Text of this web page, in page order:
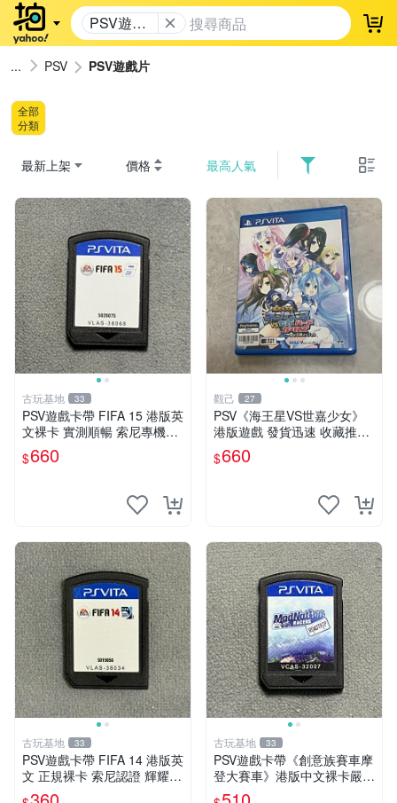
PSV遊戲
片
登
PSV PSV遊戲片
全部
分類
最新上架 價格 最高人氣
古玩基地 33
PSV遊戲卡帶 FIFA 15 港版英
文裸卡 實測順暢 索尼專機適
用 只此一家 不退不換 買2送
優惠 psv fifa 15 港版 卡帶
$660
觀己 27
PSV《海王星VS世嘉少女》
港版遊戲 發貨迅速 收藏推薦
游戲盒 光碟 完整 海王星 世
嘉少女 港版 海王星 世嘉少女
$660
古玩基地 33
PSV遊戲卡帶 FIFA 14 港版英
文 正規裸卡 索尼認證 輝耀推
薦 只限原機運行 多購享折 上
古玩基地 33
PSV遊戲卡帶《創意族賽車摩
登大賽車》港版中文裸卡嚴選
推薦，實測無誤跑順暢行。僅